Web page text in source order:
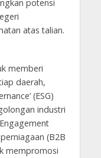
potensi
atas talian.
memberi
daerah,
(ESG)
industri
(B2B
mempromosi